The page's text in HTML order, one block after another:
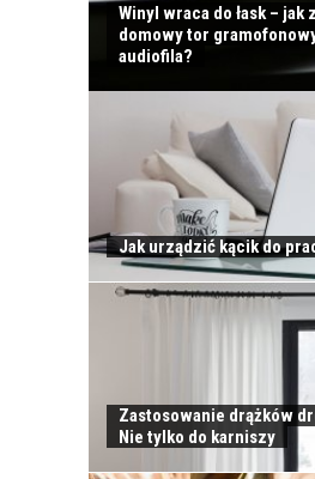
Winyl wraca do łask – jak
domowy tor
audiofila?
Jak urządzić kącik do
Zastosowanie drążków
Nie tylko do karniszy